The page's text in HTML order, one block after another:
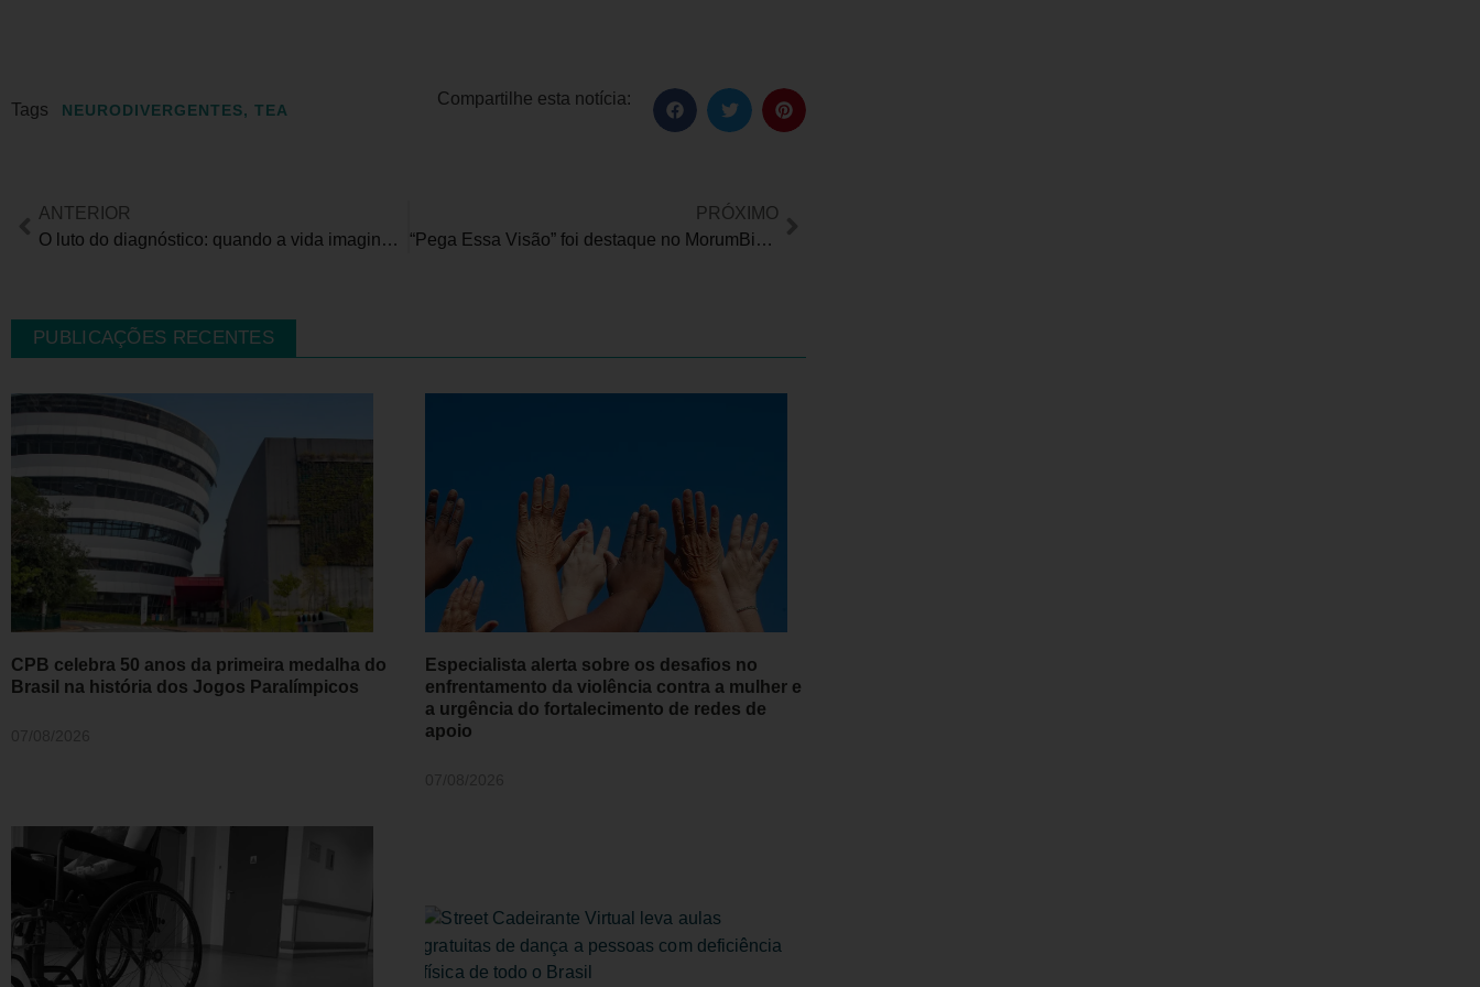
Tags NEURODIVERGENTES, TEA
Compartilhe esta notícia:
ANTERIOR
O luto do diagnóstico: quando a vida imaginada encontra a realidade
PRÓXIMO
“Pega Essa Visão” foi destaque no MorumBis em campanha da Fundação Dorina Nowill para Cegos e São Paulo Futebol Clube
PUBLICAÇÕES RECENTES
CPB celebra 50 anos da primeira medalha do
Brasil na história dos Jogos Paralímpicos
Especialista alerta sobre os desafios no
enfrentamento da violência contra a mulher e
a urgência do fortalecimento de redes de
apoio